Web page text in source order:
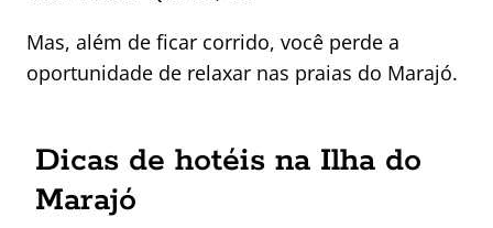
Mas, além de ficar corrido, você perde a
oportunidade de relaxar nas praias do Marajó.
Dicas de hotéis na Ilha do
Marajó